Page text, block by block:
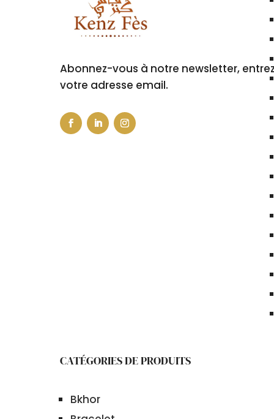
Abonnez-vous à notre newsletter,
votre adresse email.
CATÉGORIES DE PRODUITS
Bkhor